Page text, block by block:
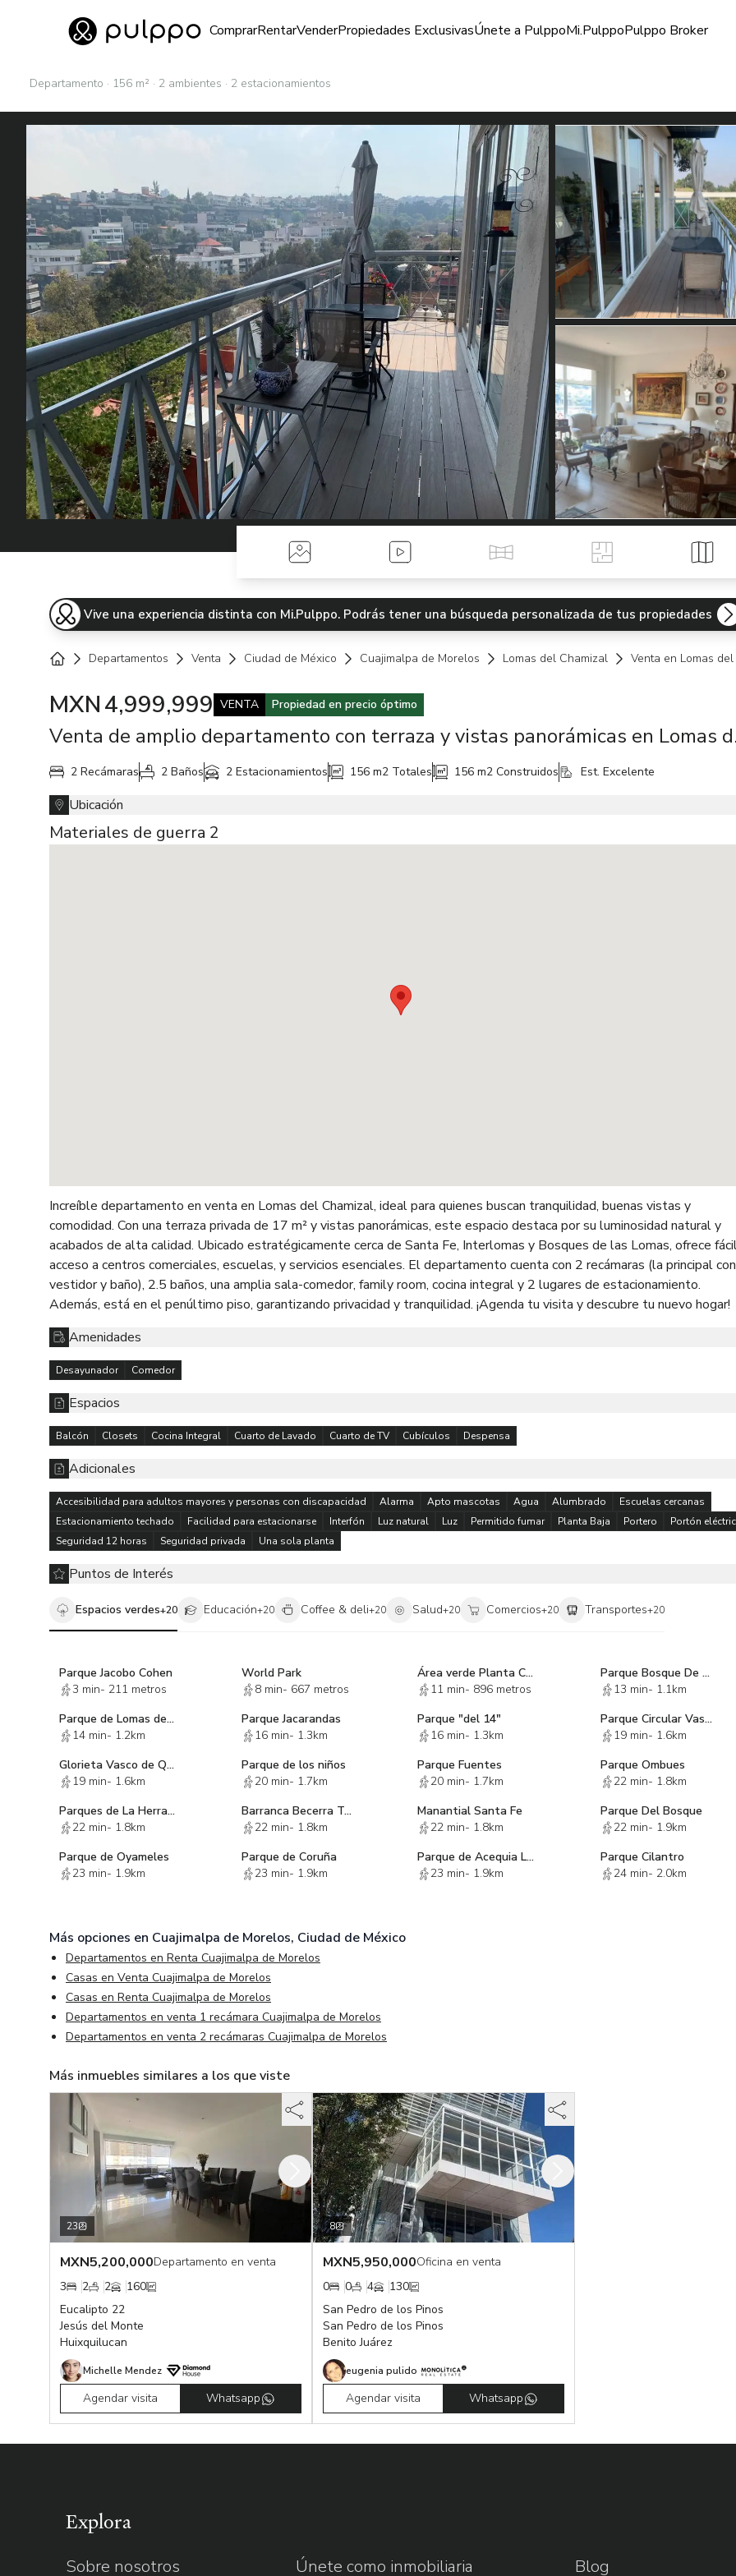
Ir al home
ComprarRentarVenderPropiedades ExclusivasÚnete a PulppoMi.PulppoPulppo Broker
Departamento · 156 m² · 2 ambientes · 2 estacionamientos
Fotos Videos Tour Virtual Planos Mapa
Vive una experiencia distinta con Mi.Pulppo. Podrás tener una búsqueda personalizada de tus propiedades
Departamentos Venta Ciudad de México Cuajimalpa de Morelos Lomas del Chamizal Venta en Lomas
MXN4,999,999 VENTA Propiedad en precio óptimo
2 Recámaras 2 Baños 2 Estacionamientos 156 m2 Totales 156 m2 Construidos Est. Excelente
Ubicación
Materiales de guerra 2
Increíble departamento en venta en Lomas del Chamizal, ideal para quienes buscan tranquilidad, buenas vistas y
comodidad. Con una terraza privada de 17 m² y vistas panorámicas, este espacio destaca por su luminosidad natural y
acabados de alta calidad. Ubicado estratégicamente cerca de Santa Fe, Interlomas y Bosques de las Lomas, ofrece
acceso a centros comerciales, escuelas, y servicios esenciales. El departamento cuenta con 2 recámaras (la principal con
vestidor y baño), 2.5 baños, una amplia sala-comedor, family room, cocina integral y 2 lugares de estacionamiento.
Además, está en el penúltimo piso, garantizando privacidad y tranquilidad. ¡Agenda tu visita y descubre tu nuevo hogar!
Amenidades
Desayunador Comedor
Espacios
Balcón Closets Cocina Integral Cuarto de Lavado Cuarto de TV Cubículos Despensa
Adicionales
Accesibilidad para adultos mayores y personas con discapacidad Alarma Apto mascotas Agua Alumbrado
Escuelas cercanas
Estacionamiento techado
Facilidad para estacionarse Interfón Luz natural Luz Permitido fumar Planta Baja Portero
Portón
Seguridad 12 horas
Seguridad privada Una sola planta
Puntos de Interés
Espacios verdes+20 Educación+20 Coffee & deli+20 Salud+20 Comercios+20 Transportes+20
Parque Jacobo Cohen
3 min- 211 metros
World Park
8 min- 667 metros
Área verde Planta Central de herramientas
11 min- 896 metros
Parque Bosque De Manzanos
13 min- 1.1km
Parque de Lomas de Bezares
14 min- 1.2km
Parque Jacarandas
16 min- 1.3km
Parque "del 14"
16 min- 1.3km
Parque Circular Vasco de Quiroga-Santa Fe
19 min- 1.6km
Glorieta Vasco de Quiroga
19 min- 1.6km
Parque de los niños
20 min- 1.7km
Parque Fuentes
20 min- 1.7km
Parque Ombues
22 min- 1.8km
Parques de La Herradura Huixquilucan Edo Mex
22 min- 1.8km
Barranca Becerra Tepecuache Sección La Loma
22 min- 1.8km
Manantial Santa Fe
22 min- 1.8km
Parque Del Bosque
22 min- 1.9km
Parque de Oyameles
23 min- 1.9km
Parque de Coruña
23 min- 1.9km
Parque de Acequia Lomas de las Palmas
23 min- 1.9km
Parque Cilantro
24 min- 2.0km
Más opciones en Cuajimalpa de Morelos, Ciudad de México
Departamentos en Renta Cuajimalpa de Morelos
Casas en Venta Cuajimalpa de Morelos
Casas en Renta Cuajimalpa de Morelos
Departamentos en venta 1 recámara Cuajimalpa de Morelos
Departamentos en venta 2 recámaras Cuajimalpa de Morelos
Más inmuebles similares a los que viste
23
MXN5,200,000Departamento en venta
3
2 2
160
Eucalipto 22
Jesús del Monte
Huixquilucan
Michelle Mendez
Agendar visita Whatsapp
8
MXN5,950,000Oficina en venta
0
0 4
130
San Pedro de los Pinos
San Pedro de los Pinos
Benito Juárez
eugenia pulido
Agendar visita Whatsapp
Explora
Sobre nosotros Únete como inmobiliaria Blog